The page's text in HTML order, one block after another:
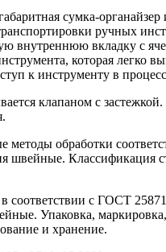
сумка-органайзер
ручных
внутреннюю вкладку с
которая легко
к инструменту в
клапаном с
методы обработки
швейные. Классификация
соответствии с ГОСТ
Упаковка, маркировка,
и хранение.